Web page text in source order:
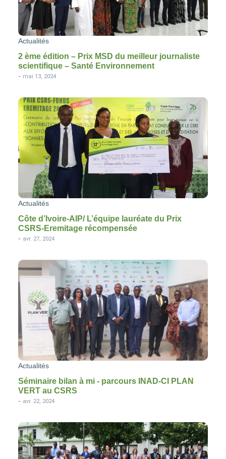
Actualités
2 ème édition – Prix MSD du meilleur journaliste
scientifique – Santé Environnement
- mai 13, 2024
Actualités
Côte d’Ivoire-AIP/ L’équipe lauréate du Prix
CSRS-Eremitage récompensée
- avr. 27, 2024
Actualités
Séminaire bilan à mi - parcours INAD-CI PLAN
VERT au CSRS
- avr. 22, 2024